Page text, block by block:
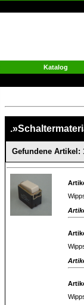
Katalog
Gefundene Artikel: